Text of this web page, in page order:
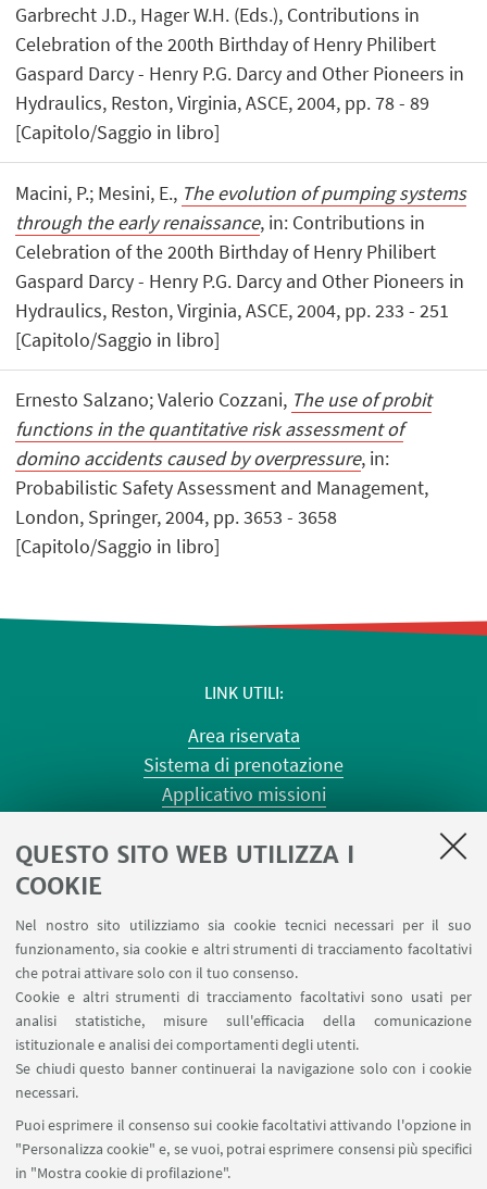
QUESTO SITO WEB UTILIZZA I
COOKIE
Nel nostro sito utilizziamo sia cookie tecnici necessari per il suo
funzionamento, sia cookie e altri strumenti di tracciamento facoltativi
che potrai attivare solo con il tuo consenso.
Cookie e altri strumenti di tracciamento facoltativi sono usati per
analisi statistiche, misure sull'efficacia della comunicazione
istituzionale e analisi dei comportamenti degli utenti.
Se chiudi questo banner continuerai la navigazione solo con i cookie
necessari.
Puoi esprimere il consenso sui cookie facoltativi attivando l'opzione in
"Personalizza cookie" e, se vuoi, potrai esprimere consensi più specifici
in "Mostra cookie di profilazione".
Garbrecht J.D., Hager W.H. (Eds.), Contributions in
Celebration of the 200th Birthday of Henry Philibert
Gaspard Darcy - Henry P.G. Darcy and Other Pioneers in
Hydraulics, Reston, Virginia, ASCE, 2004, pp. 78 - 89
[Capitolo/Saggio in libro]
Macini, P.; Mesini, E., The evolution of pumping systems
through the early renaissance, in: Contributions in
Celebration of the 200th Birthday of Henry Philibert
Gaspard Darcy - Henry P.G. Darcy and Other Pioneers in
Hydraulics, Reston, Virginia, ASCE, 2004, pp. 233 - 251
[Capitolo/Saggio in libro]
Ernesto Salzano; Valerio Cozzani, The use of probit
functions in the quantitative risk assessment of
domino accidents caused by overpressure, in:
Probabilistic Safety Assessment and Management,
London, Springer, 2004, pp. 3653 - 3658
[Capitolo/Saggio in libro]
LINK UTILI
Area riservata
Sistema di prenotazione
Applicativo missioni
Planner aule Terracini
Forms per sottomissione eventi/notizie
Carta dei servizi
SEGUI IL DIPARTIMENTO SU:
SEGUI UNIBO SU: